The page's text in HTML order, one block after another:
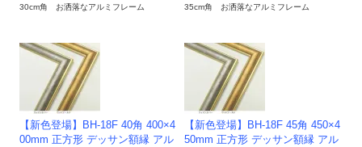
30cm角 お洒落なアルミフレーム 35cm角 お洒落なアルミフレーム
【新色登場】BH-18F 40角 400×4
00mm 正方形 デッサン額縁 アル
【新色登場】BH-18F 45角 450×4
50mm 正方形 デッサン額縁 アル